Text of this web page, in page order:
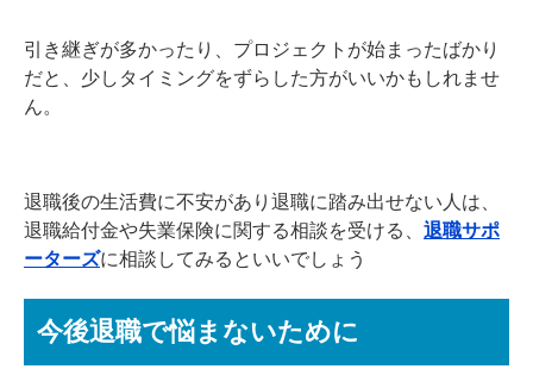
引き継ぎが多かったり、プロジェクトが始まったばかり
だと、少しタイミングをずらした方がいいかもしれませ
ん。
退職後の生活費に不安があり退職に踏み出せない人は、
退職給付金や失業保険に関する相談を受ける、 退職サポ
ーターズに相談してみるといいでしょう
今後退職で悩まないために